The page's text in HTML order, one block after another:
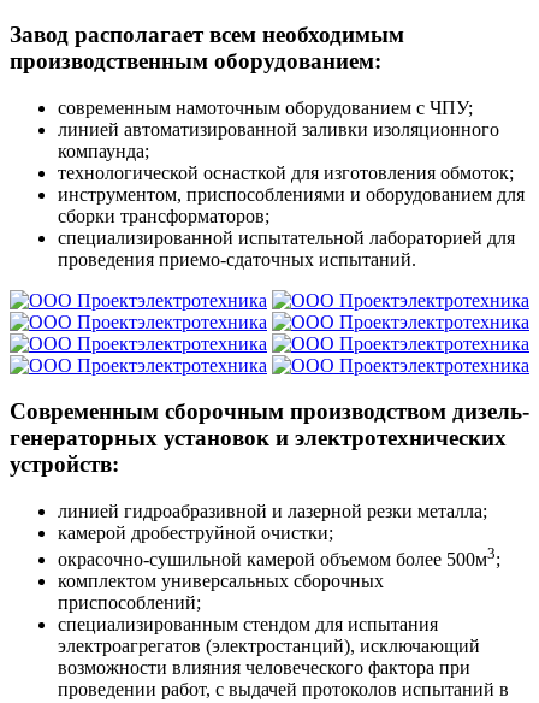
Завод располагает всем необходимым
производственным оборудованием:
современным намоточным оборудованием с ЧПУ;
линией автоматизированной заливки изоляционного
компаунда;
технологической оснасткой для изготовления обмоток;
инструментом, приспособлениями и оборудованием для
сборки трансформаторов;
специализированной испытательной лабораторией для
проведения приемо-сдаточных испытаний.
Современным сборочным производством дизель-
генераторных установок и электротехнических
устройств:
линией гидроабразивной и лазерной резки металла;
камерой дробеструйной очистки;
окрасочно-сушильной камерой объемом более 500м3;
комплектом универсальных сборочных
приспособлений;
специализированным стендом для испытания
электроагрегатов (электростанций), исключающий
возможности влияния человеческого фактора при
проведении работ, с выдачей протоколов испытаний в